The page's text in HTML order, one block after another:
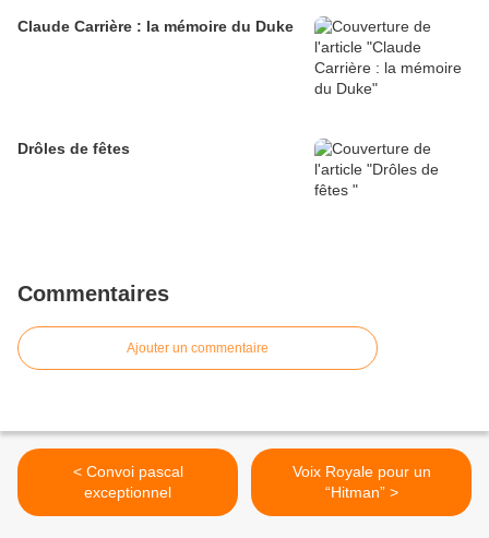
Claude Carrière : la mémoire du Duke
Drôles de fêtes
Commentaires
Ajouter un commentaire
< Convoi pascal
exceptionnel
Voix Royale pour un
“Hitman” >